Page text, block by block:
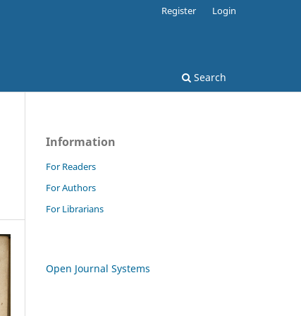
Search
Register Login
Information
For Readers
For Authors
For Librarians
Open Journal Systems